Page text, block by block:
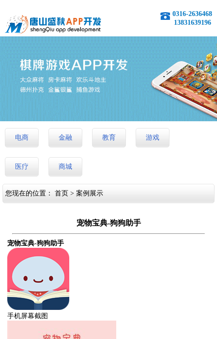
0316-2636468
13831639196
电商 金融 教育 游戏
医疗 商城
您现在的位置： 首页 > 案例展示
宠物宝典-狗狗助手
宠物宝典-狗狗助手
手机屏幕截图